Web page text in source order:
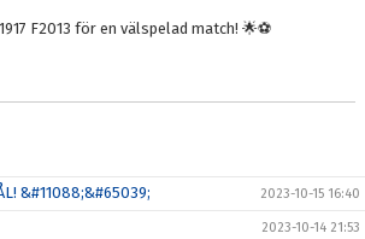
F2013 för en välspelad match! 🌟⚽️
&#11088;&#65039; 2023-10-15 16:40
2023-10-14 21:53